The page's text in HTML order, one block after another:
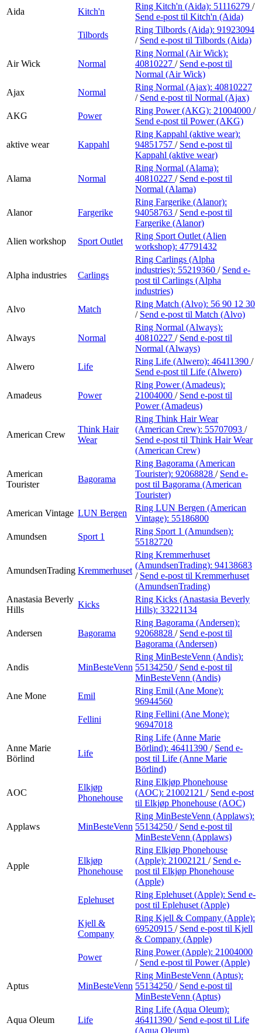
Aida
Kitch'n
Ring Kitch'n (Aida): 51116279 /
Send e-post til Kitch'n (Aida)
Tilbords
Ring Tilbords (Aida): 91923094
/ Send e-post til Tilbords (Aida)
Air Wick Normal
Ring Normal (Air Wick):
40810227 / Send e-post til
Normal (Air Wick)
Ajax
Normal
Ring Normal (Ajax): 40810227
/ Send e-post til Normal (Ajax)
AKG
Power
Ring Power (AKG): 21004000 /
Send e-post til Power (AKG)
aktive wear Kappahl
Ring Kappahl (aktive wear):
94851757 / Send e-post til
Kappahl (aktive wear)
Alama Normal
Ring Normal (Alama):
40810227 / Send e-post til
Normal (Alama)
Alanor Fargerike
Ring Fargerike (Alanor):
94058763 / Send e-post til
Fargerike (Alanor)
Alien workshop
Sport Outlet
Ring Sport Outlet (Alien
workshop): 47791432
Alpha industries Carlings
Ring Carlings (Alpha
industries): 55219360 / Send e-
post til Carlings (Alpha
industries)
Alvo
Match
Ring Match (Alvo): 56 90 12 30
/ Send e-post til Match (Alvo)
Always Normal
Ring Normal (Always):
40810227 / Send e-post til
Normal (Always)
Alwero
Life
Ring Life (Alwero): 46411390 /
Send e-post til Life (Alwero)
Amadeus Power
Ring Power (Amadeus):
21004000 / Send e-post til
Power (Amadeus)
American Crew
Think Hair
Wear
Ring Think Hair Wear
(American Crew): 55707093 /
Send e-post til Think Hair Wear
(American Crew)
American
Tourister
Bagorama
Ring Bagorama (American
Tourister): 92068828 / Send e-
post til Bagorama (American
Tourister)
American Vintage LUN Bergen
Ring LUN Bergen (American
Vintage): 55186800
Amundsen
Sport 1
Ring Sport 1 (Amundsen):
55182720
AmundsenTrading Kremmerhuset
Ring Kremmerhuset
(AmundsenTrading): 94138683
/ Send e-post til Kremmerhuset
(AmundsenTrading)
Anastasia Beverly
Hills
Kicks
Ring Kicks (Anastasia Beverly
Hills): 33221134
Andersen Bagorama
Ring Bagorama (Andersen):
92068828 / Send e-post til
Bagorama (Andersen)
Andis MinBesteVenn
Ring MinBesteVenn (Andis):
55134250 / Send e-post til
MinBesteVenn (Andis)
Ane Mone
Emil
Ring Emil (Ane Mone):
96944560
Fellini
Ring Fellini (Ane Mone):
96947018
Anne Marie
Börlind
Life
Ring Life (Anne Marie
Börlind): 46411390 / Send e-
post til Life (Anne Marie
Börlind)
AOC
Elkjøp
Phonehouse
Ring Elkjøp Phonehouse
(AOC): 21002121 / Send e-post
til Elkjøp Phonehouse (AOC)
Applaws MinBesteVenn
Ring MinBesteVenn (Applaws):
55134250 / Send e-post til
MinBesteVenn (Applaws)
Apple
Elkjøp
Phonehouse
Ring Elkjøp Phonehouse
(Apple): 21002121 / Send e-
post til Elkjøp Phonehouse
(Apple)
Eplehuset
Ring Eplehuset (Apple): Send e-
post til Eplehuset (Apple)
Kjell &
Company
Ring Kjell & Company (Apple):
69520915 / Send e-post til Kjell
& Company (Apple)
Power
Ring Power (Apple): 21004000
/ Send e-post til Power (Apple)
Aptus MinBesteVenn
Ring MinBesteVenn (Aptus):
55134250 / Send e-post til
MinBesteVenn (Aptus)
Aqua Oleum Life
Ring Life (Aqua Oleum):
46411390 / Send e-post til Life
(Aqua Oleum)